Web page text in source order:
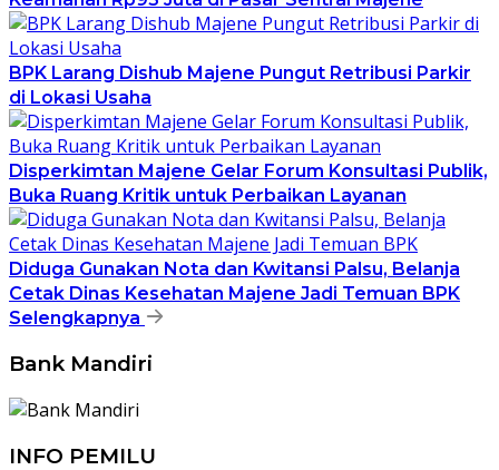
BPK Larang Dishub Majene Pungut Retribusi Parkir
di Lokasi Usaha
Disperkimtan Majene Gelar Forum Konsultasi Publik,
Buka Ruang Kritik untuk Perbaikan Layanan
Diduga Gunakan Nota dan Kwitansi Palsu, Belanja
Cetak Dinas Kesehatan Majene Jadi Temuan BPK
Selengkapnya
Bank Mandiri
INFO PEMILU